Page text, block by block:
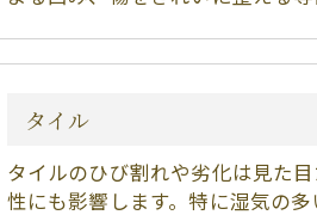
タイル
タイルのひび割れや劣化は見た
性にも影響します。特に湿気の